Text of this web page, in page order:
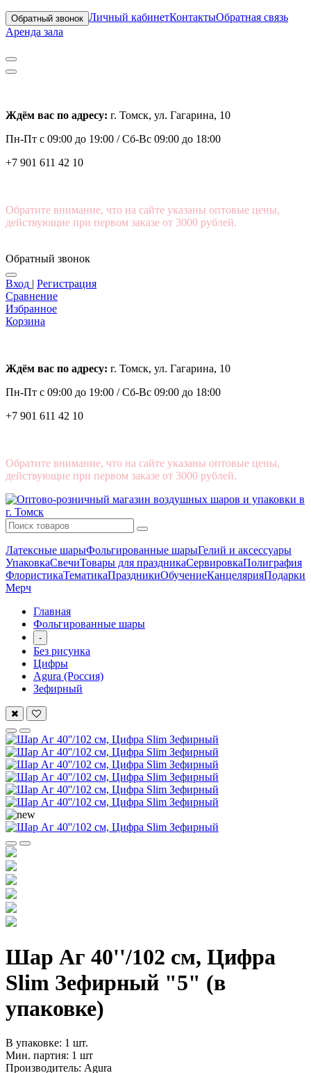
Обратный звонок Личный кабинетКонтактыОбратная связь
Аренда зала
Ждём вас по адресу: г. Томск, ул. Гагарина, 10
Пн-Пт с 09:00 до 19:00 /Сб-Вс 09:00 до 18:00
+7 901 611 42 10
Обратите внимание, что на сайте указаны оптовые цены,
действующие при первом заказе от 3000 рублей.
Обратный звонок
Вход | Регистрация
Сравнение
Избранное
Корзина
Ждём вас по адресу: г. Томск, ул. Гагарина, 10
Пн-Пт с 09:00 до 19:00 /Сб-Вс 09:00 до 18:00
+7 901 611 42 10
Обратите внимание, что на сайте указаны оптовые цены,
действующие при первом заказе от 3000 рублей.
Латексные шарыФольгированные шарыГелий и аксессуары
УпаковкаСвечиТовары для праздникаСервировкаПолиграфия
ФлористикаТематикаПраздникиОбучениеКанцелярияПодарки
Мерч
Главная
Фольгированные шары
-
Без рисунка
Цифры
Agura (Россия)
Зефирный
Шар Аг 40''/102 см, Цифра
Slim Зефирный "5" (в
упаковке)
В упаковке: 1 шт.
Мин. партия: 1 шт
Производитель: Agura